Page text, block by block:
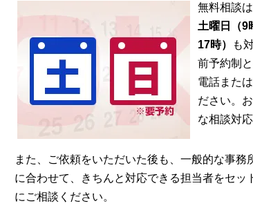
無料相談は
土曜日（9
17時）
も
前予約制
電話また
ださい。
な相談対
また、ご依頼をいただいた後も、一般的な事務
に合わせて、きちんと対応できる担当者をセッ
にご相談ください。